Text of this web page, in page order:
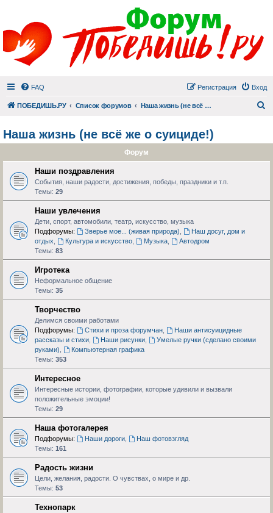
FAQ Вход
Регистрация
ПОБЕДИШЬ.РУ Список форумов Наша жизнь (не всё же о суициде!)
Наша жизнь (не всё же о суициде!)
Форум
Наши поздравления
События, наши радости, достижения, победы, праздники и т.п.
Темы: 29
Наши увлечения
Дети, спорт, автомобили, театр, искусство, музыка
Подфорумы:
Зверье мое... (живая природа)
Наш досуг, дом и
отдых
Культура и искусство, Музыка,
Автодром
Темы: 83
Игротека
Неформальное общение
Темы: 35
Творчество
Делимся своими работами
Подфорумы:
Стихи и проза форумчан,
Наши антисуицидные
рассказы и стихи
Наши рисунки,
Умелые ручки (сделано своими
руками)
Компьютерная графика
Темы: 353
Интересное
Интересные истории, фотографии, которые удивили и вызвали
положительные эмоции!
Темы: 29
Наша фотогалерея
Подфорумы: Наши дороги,
Наш фотовзгляд
Темы: 161
Радость жизни
Цели, желания, радости. О чувствах, о мире и др.
Темы: 53
Технопарк